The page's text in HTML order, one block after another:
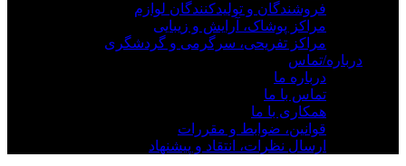
فروشندگان و تولیدکنندگان لوازم
مراکز پوشاک، آرایش و زیبایی
مراکز تفریحی، سرگرمی و گردشگری
درباره/تماس
درباره ما
تماس با ما
همکاری با ما
قوانین، ضوابط و مقررات
ارسال نظرات، انتقاد و پیشنهاد